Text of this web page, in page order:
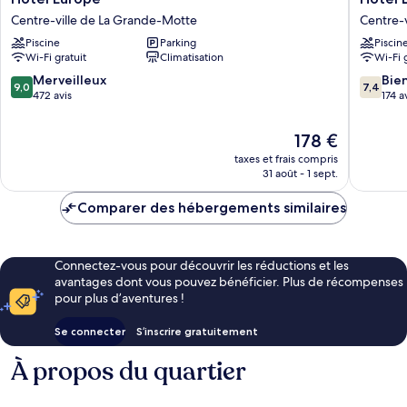
Europe
Centre-
ville
de
La
Grande-
Centre-ville de La Grande-Motte
Piscine
Parking
Wi-Fi gratuit
Climatisation
9.0
sur
9,0 Merveilleux
472 avis
Le
nouveau
prix
de
178 €
taxes et frais compris
31 août - 1 sept.
Les
Rives
Bleues
Centre-
ville
de
Centre-
Wi-Fi
7.4
sur
7,4
174
Comparer des hébergements similaires
Connectez-vous pour découvrir les réductions et les
avantages dont vous pouvez bénéficier. Plus de récompenses
pour plus d’aventures !
Se connecter S’inscrire gratuitement
À propos du quartier